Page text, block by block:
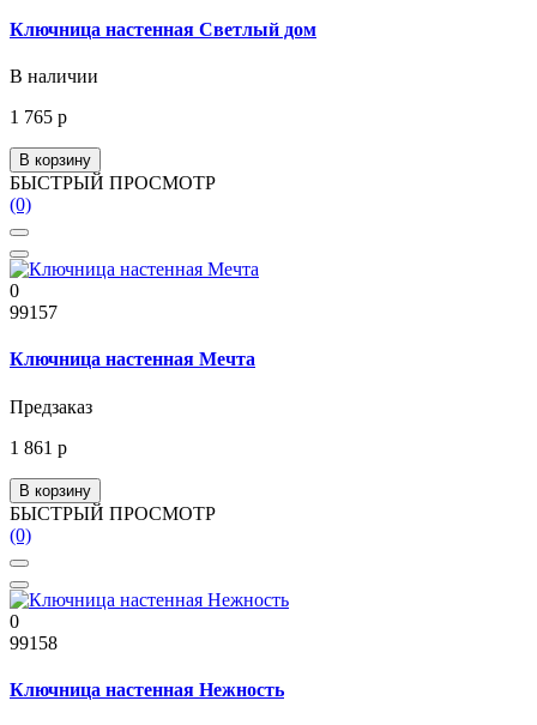
Ключница настенная Светлый дом
В наличии
1 765 р
В корзину
БЫСТРЫЙ ПРОСМОТР
(0)
0
99157
Ключница настенная Мечта
Предзаказ
1 861 р
В корзину
БЫСТРЫЙ ПРОСМОТР
(0)
0
99158
Ключница настенная Нежность